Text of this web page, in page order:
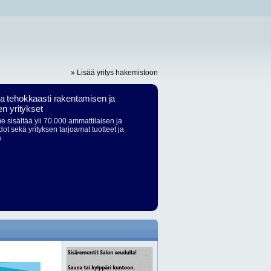
» Lisää yritys hakemistoon
tehokkaasti rakentamisen ja
yritykset
sisältää yli 70.000 ammattilaisen ja
sekä yrityksen tarjoamat tuotteet ja